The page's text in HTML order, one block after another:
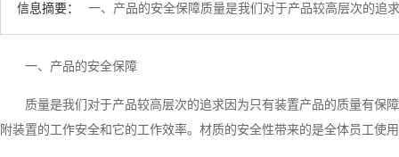
信息摘要： 一、产品的安全保障质量是我们对于产品较高层次的追
一、产品的安全保障
质量是我们对于产品较高层次的追求因为只有装置产品的质量有保
附装置的工作安全和它的工作效率。材质的安全性带来的是全体员工使